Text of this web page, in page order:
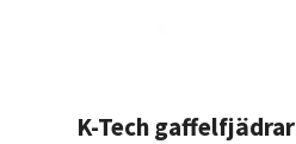
K-Tech gaffelfjädrar